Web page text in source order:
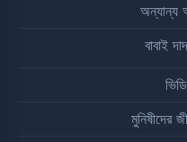
অন্যান্য
বাবাই
মুনিষীদের